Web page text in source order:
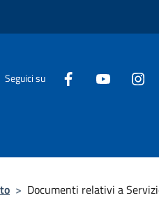
Seguici su
> Documenti relativi a